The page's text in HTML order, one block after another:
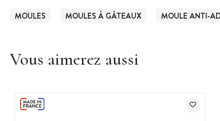
MOULES MOULES À GÂTEAUX MOULE ANTI-
Vous aimerez aussi